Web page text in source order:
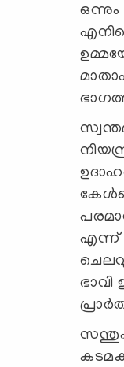
എന്ന്